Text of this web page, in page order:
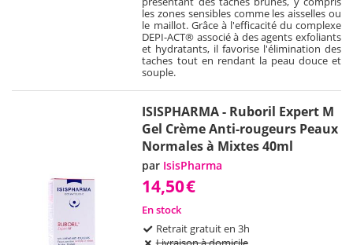
les zones sensibles comme les aisselles ou
le maillot. Grâce à l'efficacité du complexe
DEPI-ACT® associé à des agents exfoliants
et hydratants, il favorise l'élimination des
taches tout en rendant la peau douce et
souple.
ISISPHARMA - Ruboril Expert M
Gel Crème Anti-rougeurs Peaux
Normales à Mixtes 40ml
par IsisPharma
14,50€
En stock
Retrait gratuit en 3h